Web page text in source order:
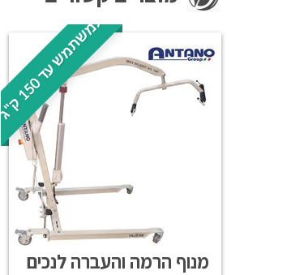
ל
מ
ש
ת
מ
ש
ע
ד
1
5
0
ק
"
ג
מנוף הרמה והעברה לנכים